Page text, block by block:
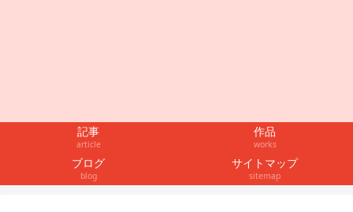
記事
article
作品
works
ブログ
blog
サイトマップ
sitemap